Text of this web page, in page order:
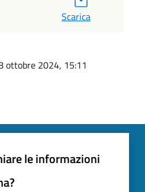
Scarica
ottobre 2024, 15:11
le informazioni